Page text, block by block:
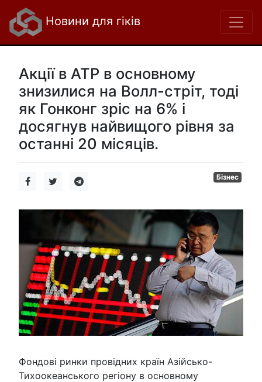
Новини для гіків
Акції в АТР в основному
знизилися на Волл-стріт, тоді
як Гонконг зріс на 6% і
досягнув найвищого рівня за
останні 20 місяців.
Бізнес
Фондові ринки провідних країн Азійсько-
Тихоокеанського регіону в основному